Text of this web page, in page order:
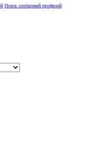
Поиск сообщений профилей